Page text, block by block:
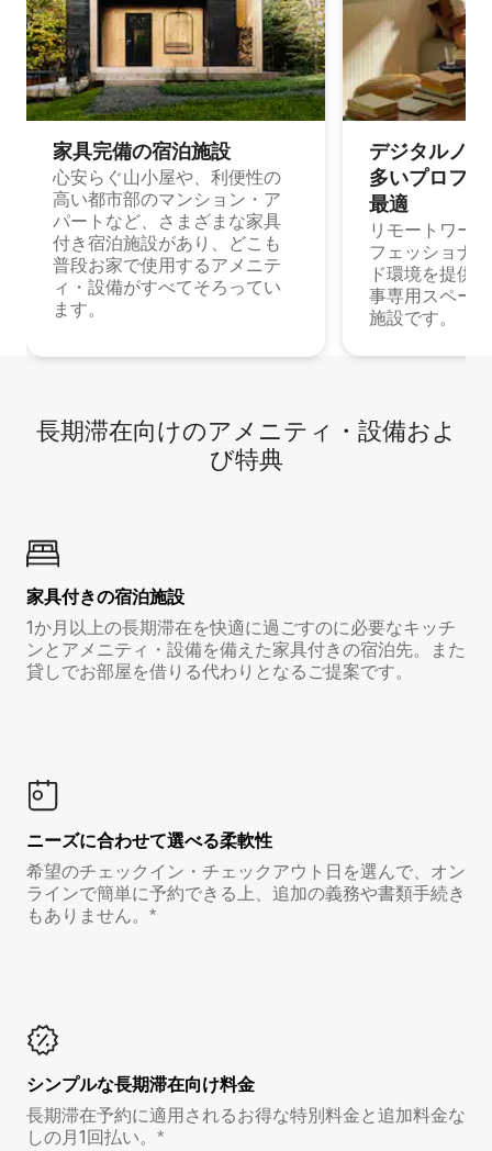
家具完備の宿⁠泊⁠施⁠設
心安らぐ山小屋や、利便性の
高い都市部のマンション・ア
パートなど、さまざまな家具
付き宿泊施設があり、どこも
普段お家で使用するアメニテ
ィ・設備がすべてそろってい
ます。
デジタルノ
多⁠いプ⁠ロ⁠フ⁠
最⁠適
リモートワー
フェッショナ
ド環境を提供
事専用スペー
施設です。
長期滞在向け⁠のア⁠メ⁠ニ⁠テ⁠ィ⁠・設⁠備⁠およ
び特⁠典
家具付き⁠の宿⁠泊⁠施⁠設
1か月以上の長期滞在を快適に過ごすのに必要なキッチ
ンとアメニティ・設備を備えた家具付きの宿泊先。また
貸しでお部屋を借りる代わりとなるご提案です。
ニーズに合わせて選べる柔軟性
希望のチェックイン・チェックアウト日を選んで、オン
ラインで簡単に予約できる上、追加の義務や書類手続き
もありません。*
シンプルな長期滞在向け料金
長期滞在予約に適用されるお得な特別料金と追加料金な
しの月1回払い。*